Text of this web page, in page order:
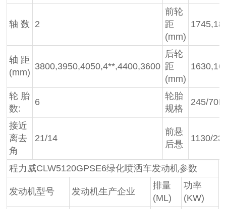
轴 数 2
前轮
距
(mm)
轴 距
(mm)
3800,3950,4050,4**,4400,3600
后轮
距
(mm)
轮 胎
数:
6
轮胎
规格
245/
接近
离去
角
21/14
前悬
后悬
1130/
程力威CLW5120GPSE6绿化喷洒车发动机参数
发动机型号 发动机生产企业
排量
(ML)
功率
(KW)